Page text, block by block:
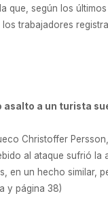
que, según los
trabajadores
asalto a un turista
Christoffer
al ataque sufrió la
en un hecho similar,
y página 38)